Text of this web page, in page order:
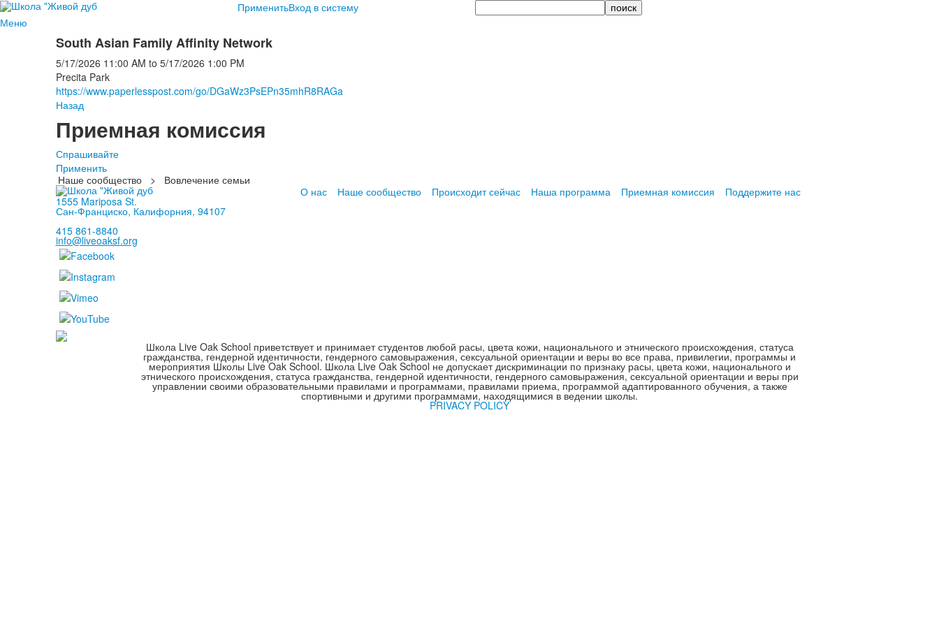
ПрименитьВход в систему
Поиск
Меню
South Asian Family Affinity Network
5/17/2026 11:00 AM to 5/17/2026 1:00 PM
Precita Park
https://www.paperlesspost.com/go/DGaWz3PsEPn35mhR8RAGa
Назад
Приемная комиссия
Спрашивайте
Применить
Наше сообщество
>
Вовлечение семьи
1555 Mariposa St.
Сан-Франциско, Калифорния, 94107
415 861-8840
info@liveoaksf.org
О нас Наше сообщество Происходит сейчас Наша программа Приемная комиссия Поддержите нас
Школа Live Oak School приветствует и принимает студентов любой расы, цвета кожи, национального и этнического происхождения, статуса
гражданства, гендерной идентичности, гендерного самовыражения, сексуальной ориентации и веры во все права, привилегии, программы и
мероприятия Школы Live Oak School. Школа Live Oak School не допускает дискриминации по признаку расы, цвета кожи, национального и
этнического происхождения, статуса гражданства, гендерной идентичности, гендерного самовыражения, сексуальной ориентации и веры при
управлении своими образовательными правилами и программами, правилами приема, программой адаптированного обучения, а также
спортивными и другими программами, находящимися в ведении школы.
PRIVACY POLICY